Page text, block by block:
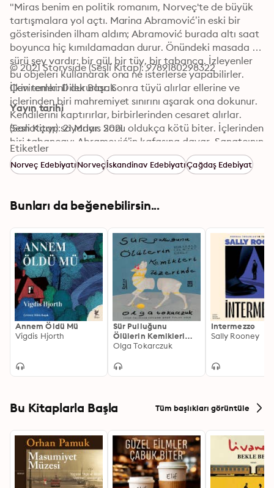
"Miras benim en politik romanım, Norveç'te de büyük
tartışmalara yol açtı. Marina Abramović’in eski bir
gösterisinden ilham aldım; Abramović burada altı saat
boyunca hiç kımıldamadan durur. Önündeki masada bir
sürü şey vardır: bir gül, bir tüy, bir tabanca. İzleyenler
bu objeleri kullanarak ona ne isterlerse yapabilirler.
İlkin temkinli dururlar. Sonra tüyü alırlar ellerine ve
içlerinden biri mahremiyet sınırını aşarak ona dokunur.
Kendilerini kaptırırlar, birbirlerinden cesaret alırlar.
(Sanatçıyı) soyarlar. Sonu oldukça kötü biter. İçlerinden
biri tabancayı Abramović’in kafasına dayar. Sanatçının
hareketsizliği izleyenleri feci biçimde kışkırtmıştır.
Sonra, altı saatin bitiminde, sanatçı nihayet hareket
tahammül edemediler," demiştir. Miras'taki ailenin ana
© 2021 Storyside (Sesli Kitap): 9789180298322
Çevirenler: Dilek Başak
Yayın tarihi
Sesli Kitap: 21 Mayıs 2021
Etiketler
Norveç EdebiyatıNorveçİskandinav EdebiyatıÇağdaş Edebiyat
Bunları da beğenebilirsin...
Annem Öldü Mü
Vigdis Hjorth
Sür Pulluğunu
Ölülerin Kemikleri
Üzerinde
Olga Tokarczuk
Intermezzo
Sally Rooney
Bu Kitaplarla Başla Tüm başlıkları görüntüle